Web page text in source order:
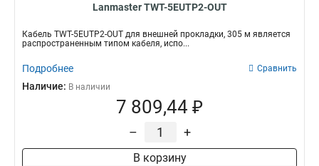
Lanmaster TWT-5EUTP2-OUT
Кабель TWT-5EUTP2-OUT для внешней прокладки, 305 м является
распространенным типом кабеля, испо...
Подробнее Сравнить
Наличие: В наличии
7 809,44 ₽
– +
В корзину